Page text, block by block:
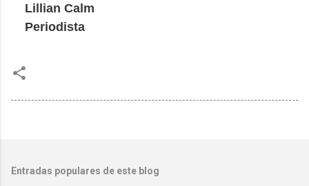
Lillian Calm
Periodista
Entradas populares de este blog